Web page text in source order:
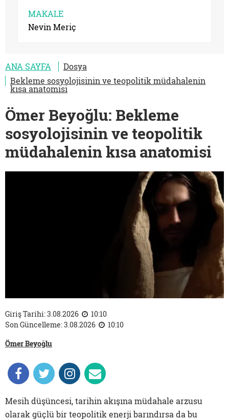
MAKALE
Nevin Meriç
ANA SAYFA
Dosya
Bekleme sosyolojisinin ve teopolitik müdahalenin
kısa anatomisi
Ömer Beyoğlu: Bekleme
sosyolojisinin ve teopolitik
müdahalenin kısa anatomisi
Giriş Tarihi: 3.08.2026
10:10
Son Güncelleme: 3.08.2026
10:10
Ömer Beyoğlu
Mesih düşüncesi, tarihin akışına müdahale arzusu
olarak güçlü bir teopolitik enerji barındırsa da bu